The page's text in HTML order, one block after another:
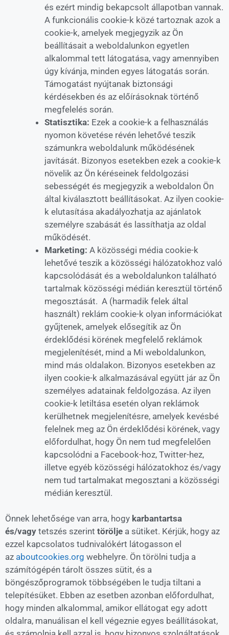
és ezért mindig bekapcsolt állapotban vannak.
A funkcionális cookie-k közé tartoznak azok a
cookie-k, amelyek megjegyzik az Ön
beállításait a weboldalunkon egyetlen
alkalommal tett látogatása, vagy amennyiben
úgy kívánja, minden egyes látogatás során.
Támogatást nyújtanak biztonsági
kérdésekben és az előírásoknak történő
megfelelés során.
Statisztika: Ezek a cookie-k a felhasználás
nyomon követése révén lehetővé teszik
számunkra weboldalunk működésének
javítását. Bizonyos esetekben ezek a cookie-k
növelik az Ön kéréseinek feldolgozási
sebességét és megjegyzik a weboldalon Ön
által kiválasztott beállításokat. Az ilyen cookie-
k elutasítása akadályozhatja az ajánlatok
személyre szabását és lassíthatja az oldal
működését.
Marketing: A közösségi média cookie-k
lehetővé teszik a közösségi hálózatokhoz való
kapcsolódását és a weboldalunkon található
tartalmak közösségi médián keresztül történő
megosztását. A (harmadik felek által
használt) reklám cookie-k olyan információkat
gyűjtenek, amelyek elősegítik az Ön
érdeklődési körének megfelelő reklámok
megjelenítését, mind a Mi weboldalunkon,
mind más oldalakon. Bizonyos esetekben az
ilyen cookie-k alkalmazásával együtt jár az Ön
személyes adatainak feldolgozása. Az ilyen
cookie-k letiltása esetén olyan reklámok
kerülhetnek megjelenítésre, amelyek kevésbé
felelnek meg az Ön érdeklődési körének, vagy
előfordulhat, hogy Ön nem tud megfelelően
kapcsolódni a Facebook-hoz, Twitter-hez,
illetve egyéb közösségi hálózatokhoz és/vagy
nem tud tartalmakat megosztani a közösségi
médián keresztül.
Önnek lehetősége van arra, hogy karbantartsa
és/vagy tetszés szerint törölje a sütiket. Kérjük, hogy az
ezzel kapcsolatos tudnivalókért látogasson el
az aboutcookies.org webhelyre. Ön törölni tudja a
számítógépén tárolt összes sütit, és a
böngészőprogramok többségében le tudja tiltani a
telepítésüket. Ebben az esetben azonban előfordulhat,
hogy minden alkalommal, amikor ellátogat egy adott
oldalra, manuálisan el kell végeznie egyes beállításokat,